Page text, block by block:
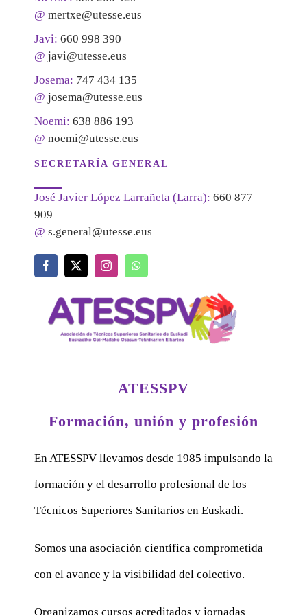
@ mertxe@utesse.eus
Javi: 660 998 390
@ javi@utesse.eus
Josema: 747 434 135
@ josema@utesse.eus
Noemi: 638 886 193
@ noemi@utesse.eus
SECRETARÍA GENERAL
José Javier López Larrañeta (Larra): 660 877
909
@ s.general@utesse.eus
ATESSPV
Formación, unión y profesión
En ATESSPV llevamos desde 1985 impulsando la
formación y el desarrollo profesional de los
Técnicos Superiores Sanitarios en Euskadi.
Somos una asociación científica comprometida
con el avance y la visibilidad del colectivo.
Organizamos cursos acreditados y jornadas